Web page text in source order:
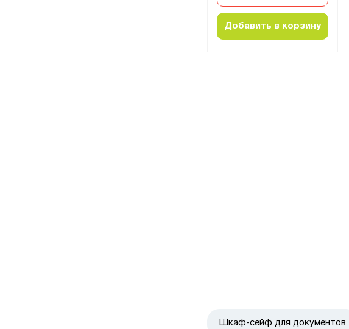
Добавить в корзину
Шкаф-сейф для документов